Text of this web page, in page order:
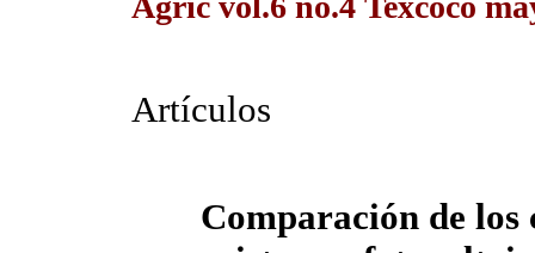
Artículos
Comparación de los